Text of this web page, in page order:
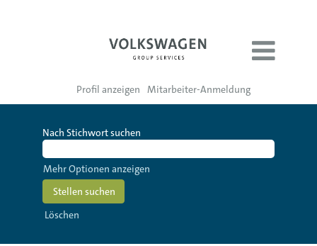
Profil anzeigen Mitarbeiter-Anmeldung
Nach Stichwort suchen
Mehr Optionen anzeigen
Löschen